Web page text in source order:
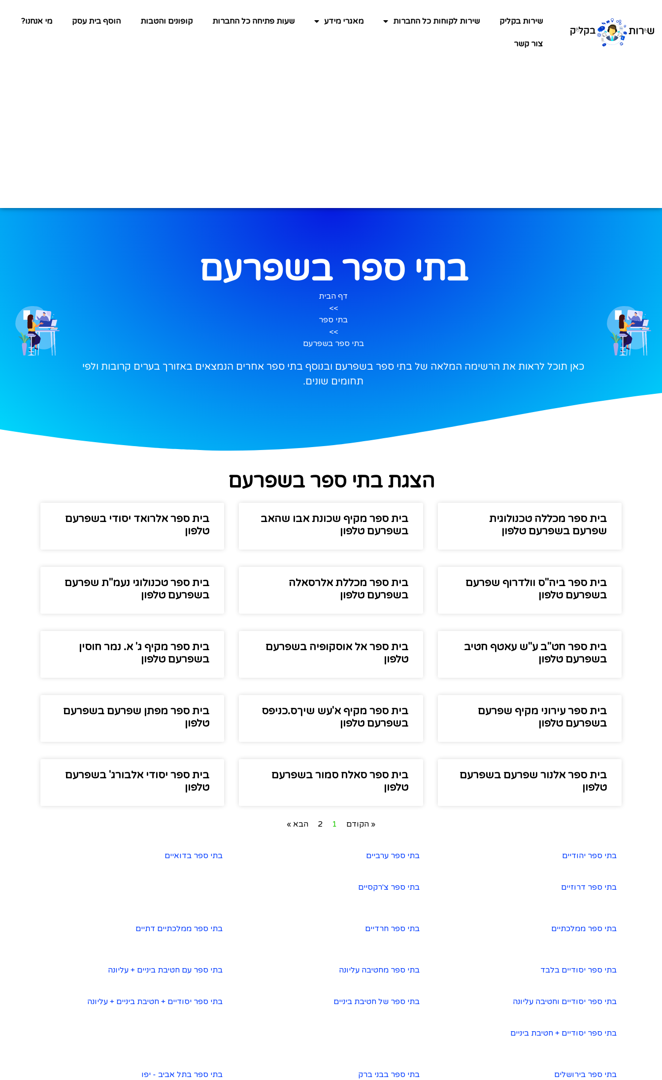
שירות בקליק שירות לקוחות כל החברות מאגרי מידע שעות פתיחה כל החברות קופונים והטבות הוסף בית עסק מי אנחנו?
צור קשר
בתי ספר בשפרעם
דף הבית
>>
בתי ספר
>>
בתי ספר בשפרעם
כאן תוכל לראות את הרשימה המלאה של בתי ספר בשפרעם ובנוסף בתי ספר אחרים הנמצאים באזורך בערים קרובות ולפי
תחומים שונים.
הצגת בתי ספר בשפרעם
בית ספר מכללה טכנולוגית
שפרעם בשפרעם טלפון
בית ספר מקיף שכונת אבו שהאב
בשפרעם טלפון
בית ספר אלרואד יסודי בשפרעם
טלפון
בית ספר ביה"ס וולדרוף שפרעם
בשפרעם טלפון
בית ספר מכללת אלרסאלה
בשפרעם טלפון
בית ספר טכנולוגי נעמ"ת שפרעם
בשפרעם טלפון
בית ספר חט"ב ע"ש עאטף חטיב
בשפרעם טלפון
בית ספר אל אוסקופיה בשפרעם
טלפון
בית ספר מקיף ג' א. נמר חוסין
בשפרעם טלפון
בית ספר עירוני מקיף שפרעם
בשפרעם טלפון
בית ספר מקיף א'עש שיךס.כניפס
בשפרעם טלפון
בית ספר מפתן שפרעם בשפרעם
טלפון
בית ספר אלנור שפרעם בשפרעם
טלפון
בית ספר סאלח סמור בשפרעם
טלפון
בית ספר יסודי אלבורג' בשפרעם
טלפון
« הקודם 1
2 הבא »
בתי ספר יהודיים בתי ספר ערביים בתי ספר בדואיים
בתי ספר דרוזיים בתי ספר צ'רקסיים
בתי ספר ממלכתיים בתי ספר חרדיים בתי ספר ממלכתיים דתיים
בתי ספר יסודיים בלבד בתי ספר מחטיבה עליונה בתי ספר עם חטיבת ביניים + עליונה
בתי ספר יסודיים וחטיבה עליונה בתי ספר של חטיבת ביניים בתי ספר יסודיים + חטיבת ביניים + עליונה
בתי ספר יסודיים + חטיבת ביניים
בתי ספר בירושלים בתי ספר בבני ברק בתי ספר בתל אביב - יפו